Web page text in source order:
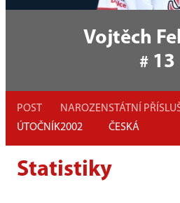
Vojtěch
# 13
POST
ÚTOČNÍK
NAROZEN
2002
STÁTNÍ
ČESKÁ
Statistiky